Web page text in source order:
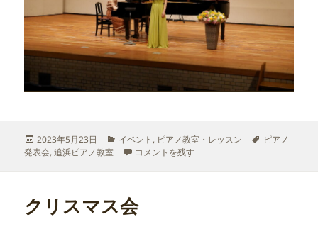
投
稿
2023年5月23日
カ
テ
イベント , ピアノ教室・レッスン
タ
ピアノ
発表会,追浜ピアノ教室 発表会が終わりました に
コメントを残す
クリスマス会